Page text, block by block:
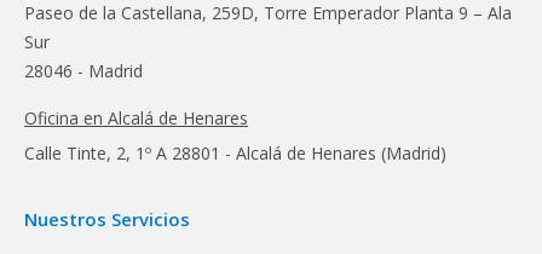
Paseo de la Castellana, 259D, Torre Emperador Planta 9 – Ala
Sur
28046 - Madrid
Oficina en Alcalá de Henares
Calle Tinte, 2, 1º A 28801 - Alcalá de Henares (Madrid)
Nuestros Servicios